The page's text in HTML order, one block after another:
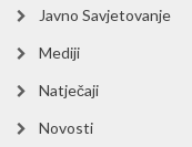
Javno Savjetovanje
Mediji
Natječaji
Novosti